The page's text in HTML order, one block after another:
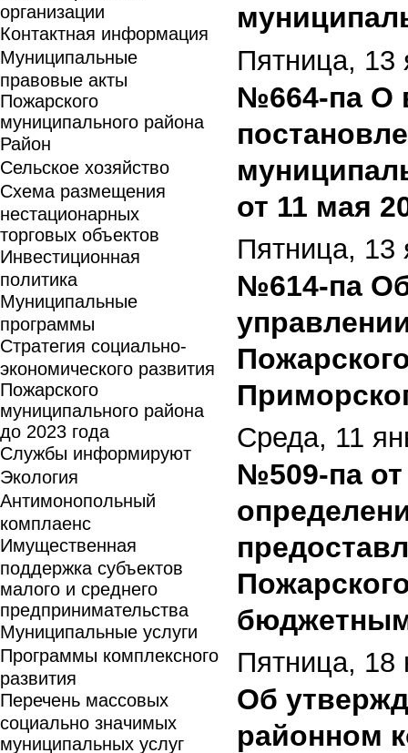
организации
Контактная информация
Муниципальные
правовые акты
Пожарского
муниципального района
Район
Сельское хозяйство
Схема размещения
нестационарных
торговых объектов
Инвестиционная
политика
Муниципальные
программы
Стратегия социально-
экономического развития
Пожарского
муниципального района
до 2023 года
Службы информируют
Экология
Антимонопольный
комплаенс
Имущественная
поддержка субъектов
малого и среднего
предпринимательства
Муниципальные услуги
Программы комплексного
развития
Перечень массовых
социально значимых
муниципальных услуг
Пятница, 13
№664-па О
от 11 мая
Пятница, 13
№614-па
Среда, 11
№509-па от
Пятница, 18
Об
районном